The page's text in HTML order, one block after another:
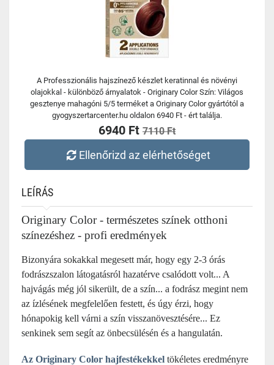
A Professzionális hajszínező készlet keratinnal és növényi
olajokkal - különböző árnyalatok - Originary Color Szín: Világos
gesztenye mahagóni 5/5 terméket a Originary Color gyártótól a
gyogyszertarcenter.hu oldalon 6940 Ft - ért találja.
6940 Ft 7110 Ft
Ellenőrizd az elérhetőséget
LEÍRÁS
Originary Color - természetes színek otthoni
színezéshez - profi eredmények
Bizonyára sokakkal megesett már, hogy egy 2-3 órás
fodrászszalon látogatásról hazatérve csalódott volt... A
hajvágás még jól sikerült, de a szín... a fodrász megint nem
az ízlésének megfelelően festett, és úgy érzi, hogy
hónapokig kell várni a szín visszanövesztésére... Ez
senkinek sem segít az önbecsülésén és a hangulatán.
Az Originary Color hajfestékekkel tökéletes eredményre